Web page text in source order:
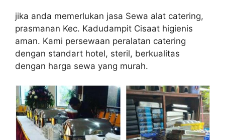
jika anda memerlukan jasa Sewa alat catering,
prasmanan Kec. Kadudampit Cisaat higienis
aman. Kami persewaan peralatan catering
dengan standart hotel, steril, berkualitas
dengan harga sewa yang murah.